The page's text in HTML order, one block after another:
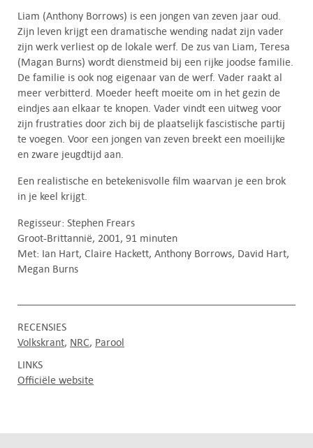
Liam (Anthony Borrows) is een jongen van zeven jaar oud.
Zijn leven krijgt een dramatische wending nadat zijn vader
zijn werk verliest op de lokale werf. De zus van Liam, Teresa
(Magan Burns) wordt dienstmeid bij een rijke joodse familie.
De familie is ook nog eigenaar van de werf. Vader raakt al
meer verbitterd. Moeder heeft moeite om in het gezin de
eindjes aan elkaar te knopen. Vader vindt een uitweg voor
zijn frustraties door zich bij de plaatselijk fascistische partij
te voegen. Voor een jongen van zeven breekt een moeilijke
en zware jeugdtijd aan.
Een realistische en betekenisvolle film waarvan je een brok
in je keel krijgt.
Regisseur: Stephen Frears
Groot-Brittannië, 2001, 91 minuten
Met: Ian Hart, Claire Hackett, Anthony Borrows, David Hart,
Megan Burns
RECENSIES
Volkskrant NRC Parool
LINKS
Officiële website